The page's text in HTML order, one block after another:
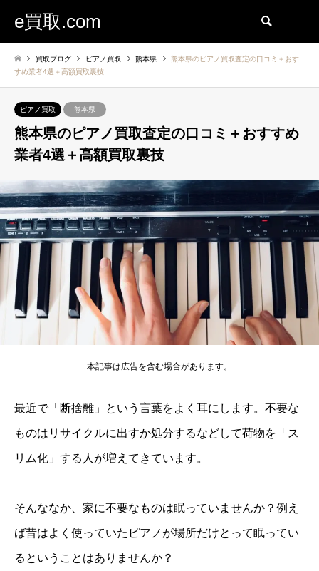
e買取.com
買取ブログ ピアノ買取 熊本県
熊本県のピアノ買取査定の口コミ＋おす
すめ業者4選＋高額買取裏技
ピアノ買取 熊本県
熊本県のピアノ買取査定の口コミ＋おすすめ
業者4選＋高額買取裏技
本記事は広告を含む場合があります。
最近で「断捨離」という言葉をよく耳にします。不要な
ものはリサイクルに出すか処分するなどして荷物を「ス
リム化」する人が増えてきています。
そんななか、家に不要なものは眠っていませんか？例え
ば昔はよく使っていたピアノが場所だけとって眠ってい
るということはありませんか？